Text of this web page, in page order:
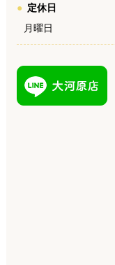
定休日
月曜日